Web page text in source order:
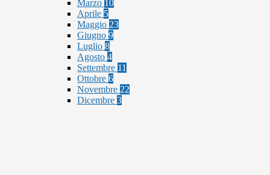
Marzo 10
Aprile 5
Maggio 23
Giugno 9
Luglio 8
Agosto 4
Settembre 11
Ottobre 6
Novembre 22
Dicembre 3